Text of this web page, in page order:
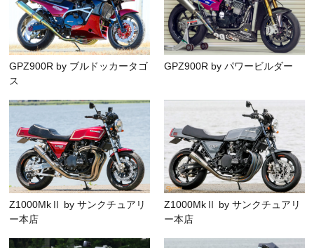
GPZ900R by ブルドッカータゴ
ス
GPZ900R by パワービルダー
Z1000MkⅡ by サンクチュアリ
ー本店
Z1000MkⅡ by サンクチュアリ
ー本店